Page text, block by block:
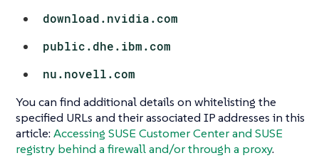
download.nvidia.com
public.dhe.ibm.com
nu.novell.com
You can find additional details on whitelisting the
specified URLs and their associated IP addresses in this
article:Accessing SUSE Customer Center and SUSE
registry behind a firewall and/or through a proxy.